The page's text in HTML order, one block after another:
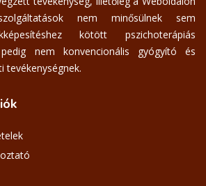
nem minősülnek sem
kötött pszichoterápiás
nem konvencionális gyógyító és
tevékenységnek.